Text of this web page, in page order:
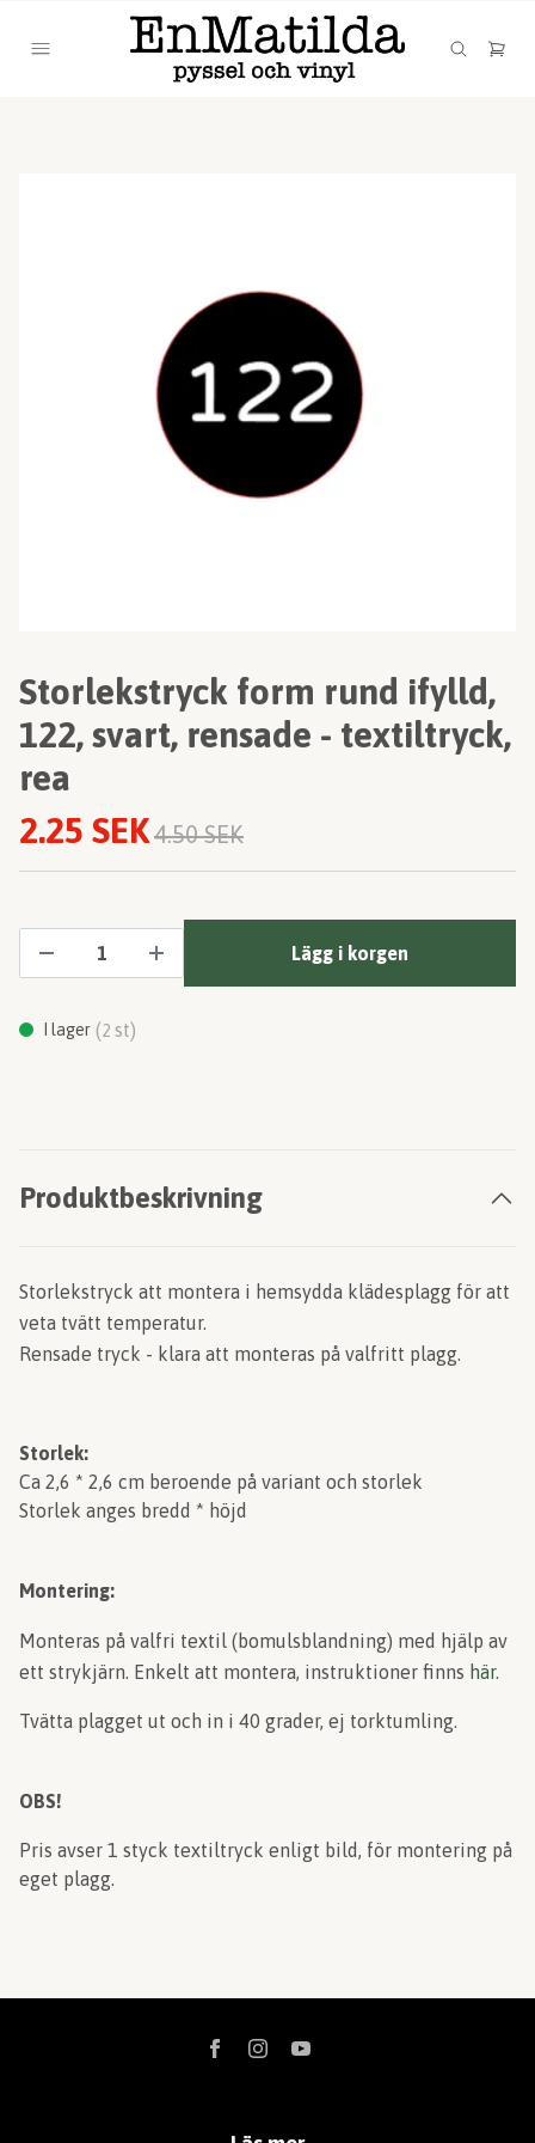
Storlekstryck form rund ifylld,
122, svart, rensade - textiltryck,
rea
2.25 SEK4.50 SEK
Lägg i korgen
I lager (2 st)
Produktbeskrivning
Storlekstryck att montera i hemsydda klädesplagg för att
veta tvätt temperatur.
Rensade tryck - klara att monteras på valfritt plagg.
Storlek:
Ca 2,6 * 2,6 cm beroende på variant och storlek
Storlek anges bredd * höjd
Montering:
Monteras på valfri textil (bomulsblandning) med hjälp av
ett strykjärn. Enkelt att montera, instruktioner finns här.
Tvätta plagget ut och in i 40 grader, ej torktumling.
OBS!
Pris avser 1 styck textiltryck enligt bild, för montering på
eget plagg.